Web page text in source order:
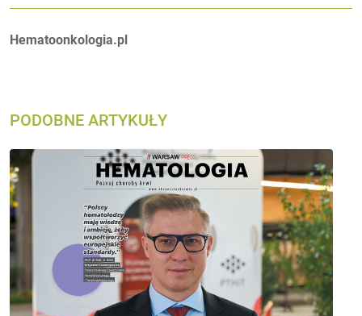
Autorzy:
Hematoonkologia.pl
PODOBNE ARTYKUŁY